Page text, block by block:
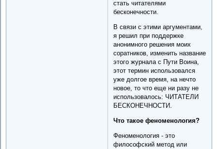
стать читателями
бесконечности.
В связи с этими аргументами,
я решил при поддержке
анонимного решения моих
соратников, изменить название
этого журнала с Пути Воина,
этот термин использовался
уже долгое время, на нечто
новое, то что еще ни разу не
использовалось: ЧИТАТЕЛИ
БЕСКОНЕЧНОСТИ.
Что такое феноменология?
Феноменология - это
философский метод или